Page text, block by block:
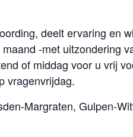
deelt ervaring en
-met uitzondering
of middag voor u vrij
vragenvrijdag.
Margraten, Gulpen-